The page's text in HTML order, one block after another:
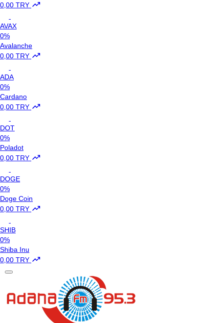
0,00 TRY
AVAX
0%
Avalanche
0,00 TRY
ADA
0%
Cardano
0,00 TRY
DOT
0%
Poladot
0,00 TRY
DOGE
0%
Doge Coin
0,00 TRY
SHIB
0%
Shiba Inu
0,00 TRY